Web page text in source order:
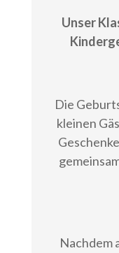
Unser
Die
kleinen
Nachdem